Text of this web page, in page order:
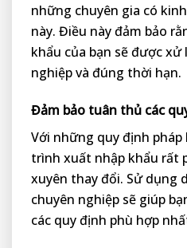
những chuyên gia có
này. Điều này đảm bảo
khẩu của bạn sẽ được xử
nghiệp và đúng thời hạn.
Đảm bảo tuân thủ các
Với những quy định
trình xuất nhập khẩu rất
xuyên thay đổi. Sử dụng
chuyên nghiệp sẽ giúp
các quy định phù hợp